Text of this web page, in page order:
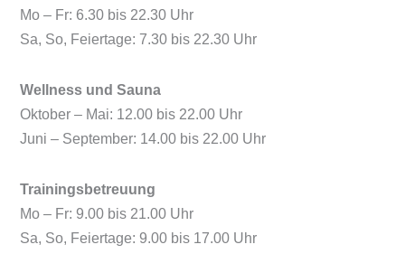
Mo – Fr: 6.30 bis 22.30 Uhr
Sa, So, Feiertage: 7.30 bis 22.30 Uhr
Wellness und Sauna
Oktober – Mai: 12.00 bis 22.00 Uhr
Juni – September: 14.00 bis 22.00 Uhr
Trainingsbetreuung
Mo – Fr: 9.00 bis 21.00 Uhr
Sa, So, Feiertage: 9.00 bis 17.00 Uhr